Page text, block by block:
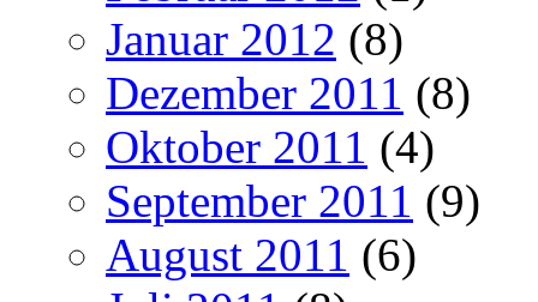
Januar 2012 (8)
Dezember 2011 (8)
Oktober 2011 (4)
September 2011 (9)
August 2011 (6)